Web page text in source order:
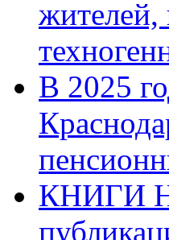
жителей,
В 2025
КНИГИ